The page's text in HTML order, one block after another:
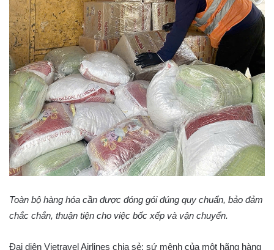
Toàn bộ hàng hóa cần được đóng gói đúng quy chuẩn, bảo đảm
chắc chắn, thuận tiện cho việc bốc xếp và vận chuyển.
Đại diện Vietravel Airlines chia sẻ: sứ mệnh của một hãng hàng